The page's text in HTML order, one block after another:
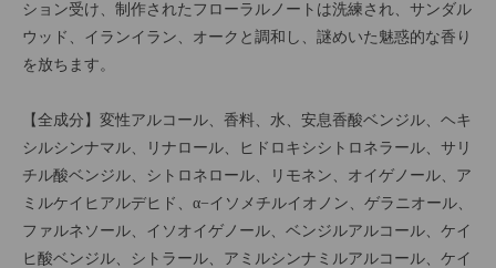
ション受け、制作されたフローラルノートは洗練され、サンダル
ウッド、イランイラン、オークと調和し、謎めいた魅惑的な香り
を放ちます。
【全成分】変性アルコール、香料、水、安息香酸ベンジル、ヘキ
シルシンナマル、リナロール、ヒドロキシシトロネラール、サリ
チル酸ベンジル、シトロネロール、リモネン、オイゲノール、ア
ミルケイヒアルデヒド、α−イソメチルイオノン、ゲラニオール、
ファルネソール、イソオイゲノール、ベンジルアルコール、ケイ
ヒ酸ベンジル、シトラール、アミルシンナミルアルコール、ケイ